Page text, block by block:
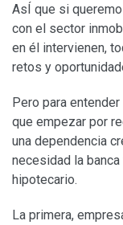
AsÍ que si
con el sector
en él intervienen,
retos y
Pero para
que empezar por
una dependencia
necesidad la
hipotecario.
La primera,